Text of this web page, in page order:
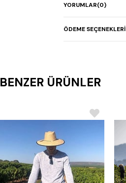
YORUMLAR(0)
ÖDEME SEÇENEKLERI
BENZER ÜRÜNLER